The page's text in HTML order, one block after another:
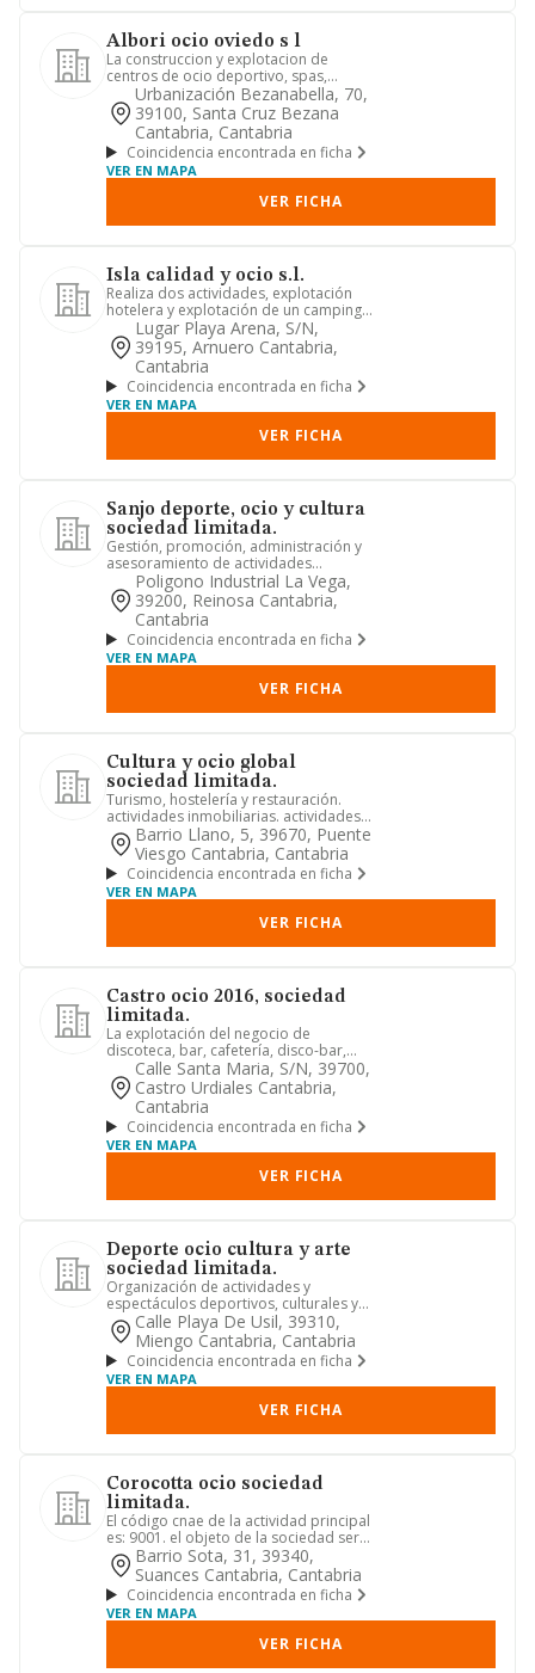
Albori ocio oviedo s l
La construccion y explotacion de
centros de ocio deportivo, spas,
paradores de carretera, hoteles, ...
Urbanización Bezanabella, 70,
39100, Santa Cruz Bezana
Cantabria, Cantabria
Coincidencia encontrada en ficha
VER EN MAPA
VER FICHA
Isla calidad y ocio s.l.
Realiza dos actividades, explotación
hotelera y explotación de un camping,
situado en la playa aren...
Lugar Playa Arena, S/n,
39195, Arnuero Cantabria,
Cantabria
Coincidencia encontrada en ficha
VER EN MAPA
VER FICHA
Sanjo deporte, ocio y cultura
sociedad limitada.
Gestión, promoción, administración y
asesoramiento de actividades
culturales, sociales, deportivas ...
Poligono Industrial La Vega,
39200, Reinosa Cantabria,
Cantabria
Coincidencia encontrada en ficha
VER EN MAPA
VER FICHA
Cultura y ocio global
sociedad limitada.
Turismo, hostelería y restauración.
actividades inmobiliarias. actividades
de gestión y administrac...
Barrio Llano, 5, 39670, Puente
Viesgo Cantabria, Cantabria
Coincidencia encontrada en ficha
VER EN MAPA
VER FICHA
Castro ocio 2016, sociedad
limitada.
La explotación del negocio de
discoteca, bar, cafetería, disco-bar,
restaurante u otros establecimi...
Calle Santa Maria, S/n, 39700,
Castro Urdiales Cantabria,
Cantabria
Coincidencia encontrada en ficha
VER EN MAPA
VER FICHA
Deporte ocio cultura y arte
sociedad limitada.
Organización de actividades y
espectáculos deportivos, culturales y
artísticos. prestación de servi...
Calle Playa De Usil, 39310,
Miengo Cantabria, Cantabria
Coincidencia encontrada en ficha
VER EN MAPA
VER FICHA
Corocotta ocio sociedad
limitada.
El código cnae de la actividad principal
es: 9001. el objeto de la sociedad será:
actividades de tu...
Barrio Sota, 31, 39340,
Suances Cantabria, Cantabria
Coincidencia encontrada en ficha
VER EN MAPA
VER FICHA